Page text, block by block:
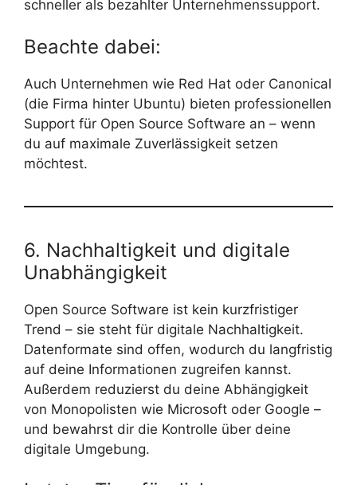
schneller als bezahlter Unternehmenssupport.
Beachte dabei:
Auch Unternehmen wie Red Hat oder Canonical
(die Firma hinter Ubuntu) bieten professionellen
Support für Open Source Software an – wenn
du auf maximale Zuverlässigkeit setzen
möchtest.
6. Nachhaltigkeit und digitale
Unabhängigkeit
Open Source Software ist kein kurzfristiger
Trend – sie steht für digitale Nachhaltigkeit.
Datenformate sind offen, wodurch du langfristig
auf deine Informationen zugreifen kannst.
Außerdem reduzierst du deine Abhängigkeit
von Monopolisten wie Microsoft oder Google –
und bewahrst dir die Kontrolle über deine
digitale Umgebung.